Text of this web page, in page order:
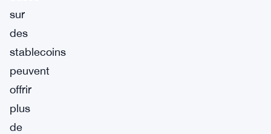
sur
des
stablecoins
peuvent
offrir
plus
de